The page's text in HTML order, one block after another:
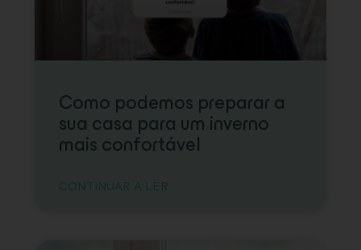
Como podemos preparar a
sua casa para um inverno
mais confortável
CONTINUAR A LER